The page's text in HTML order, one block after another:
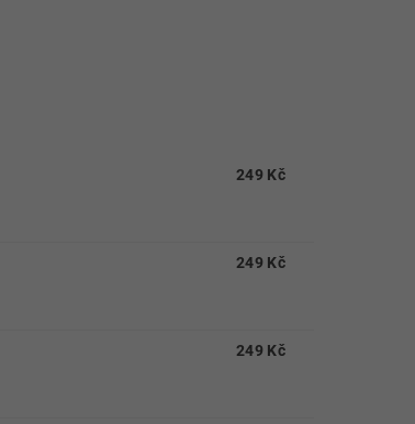
249 Kč
249 Kč
249 Kč